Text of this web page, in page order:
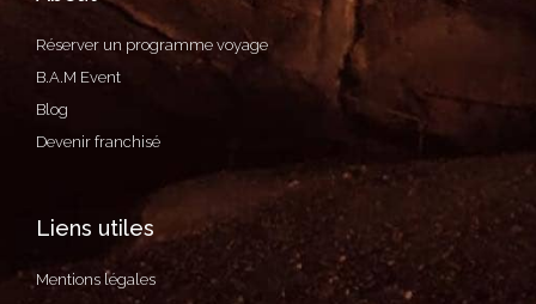
Réserver un programme voyage
B.A.M Event
Blog
Devenir franchisé
Liens utiles
Mentions légales